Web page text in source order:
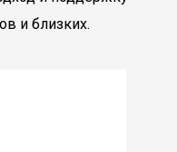
и близких.